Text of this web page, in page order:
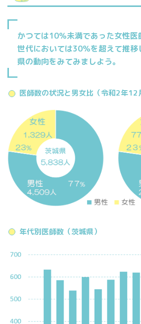
かつては10％未満であった女性医
世代においては30％を超えて推移
県の動向をみてみましよう。
医師数の状況と男女比（令和2年12
年代別医師数（茨城県）